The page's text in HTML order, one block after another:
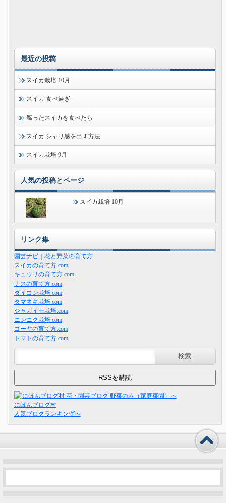
最近の投稿
スイカ栽培 10月
スイカ 食べ過ぎ
腐ったスイカを食べたら
スイカ シャリ感を出す方法
スイカ栽培 9月
人気の投稿とページ
スイカ栽培 10月
リンク集
園芸ナビ｜花と野菜の育て方
スイカの育て方.com
キュウリの育て方.com
ナスの育て方.com
ダイコン栽培.com
タマネギ栽培.com
ジャガイモ栽培.com
ニンニク栽培.com
ゴーヤの育て方.com
トマトの育て方.com
にほんブログ村
人気ブログランキングへ